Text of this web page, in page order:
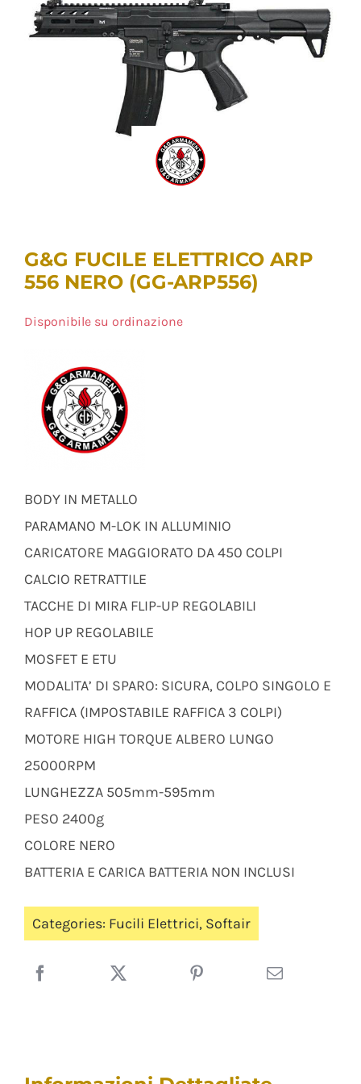
G&G FUCILE ELETTRICO ARP
556 NERO (GG-ARP556)
Disponibile su ordinazione
BODY IN METALLO
PARAMANO M-LOK IN ALLUMINIO
CARICATORE MAGGIORATO DA 450 COLPI
CALCIO RETRATTILE
TACCHE DI MIRA FLIP-UP REGOLABILI
HOP UP REGOLABILE
MOSFET E ETU
MODALITA’ DI SPARO: SICURA, COLPO SINGOLO E
RAFFICA (IMPOSTABILE RAFFICA 3 COLPI)
MOTORE HIGH TORQUE ALBERO LUNGO
25000RPM
LUNGHEZZA 505mm-595mm
PESO 2400g
COLORE NERO
BATTERIA E CARICA BATTERIA NON INCLUSI
Categories: Fucili Elettrici, Softair